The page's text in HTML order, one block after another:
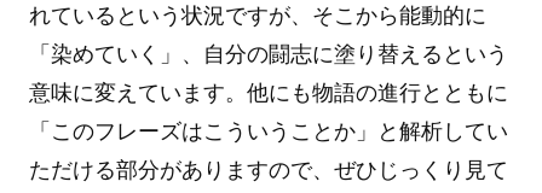
れているという状況ですが、そこから能動的に
「染めていく」、自分の闘志に塗り替えるという
意味に変えています。他にも物語の進行とともに
「このフレーズはこういうことか」と解析してい
ただける部分がありますので、ぜひじっくり見て